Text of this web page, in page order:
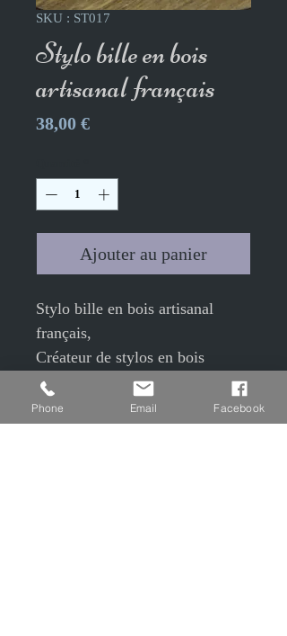
SKU : ST017
Stylo bille en bois
artisanal français
38,00 €Prix
Ajouter au panier
Stylo bille en bois artisanal
français,
Créateur de stylos en bois
fabriqués artisanalement en
France dans notre atelier par
tournage sur bois.
Phone Email Facebook